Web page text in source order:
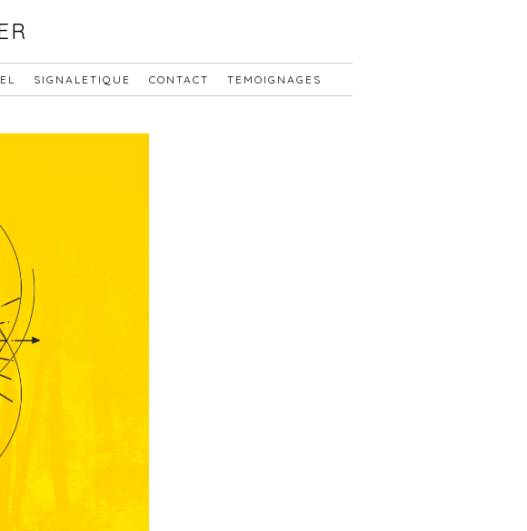
SIGNALETIQUE CONTACT TEMOIGNAGES